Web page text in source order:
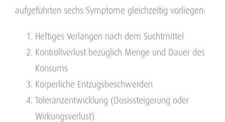
aufgeführten sechs Symptome gleichzeitig vorliegen:
Heftiges Verlangen nach dem Suchtmittel
Kontrollverlust bezüglich Menge und Dauer des
Konsums
Körperliche Entzugsbeschwerden
Toleranzentwicklung (Dosissteigerung oder
Wirkungsverlust)